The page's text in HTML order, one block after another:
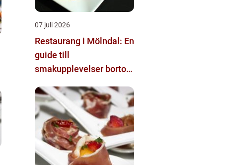
07 juli 2026
Restaurang i Mölndal: En
guide till
smakupplevelser bortom